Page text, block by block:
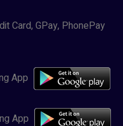
Card, GPay, PhonePay
App
App